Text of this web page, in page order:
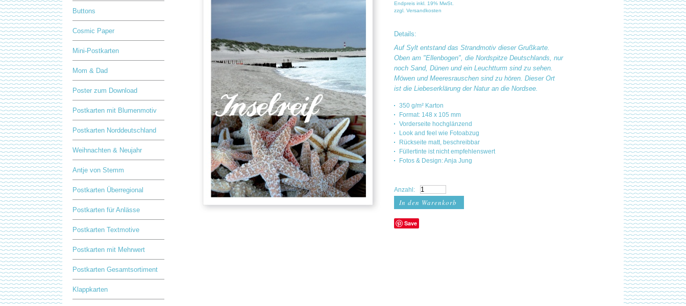
Buttons
Cosmic Paper
Mini-Postkarten
Mom & Dad
Poster zum Download
Postkarten mit Blumenmotiv
Postkarten Norddeutschland
Weihnachten & Neujahr
Antje von Stemm
Postkarten Überregional
Postkarten für Anlässe
Postkarten Textmotive
Postkarten mit Mehrwert
Postkarten Gesamtsortiment
Klappkarten
Endpreis inkl. 19% MwSt.
zzgl. Versandkosten
Details:
Auf Sylt entstand das Strandmotiv dieser Grußkarte.
Oben am "Ellenbogen", die Nordspitze Deutschlands, nur
noch Sand, Dünen und ein Leuchtturm sind zu sehen.
Möwen und Meeresrauschen sind zu hören. Dieser Ort
ist die Liebeserklärung der Natur an die Nordsee.
350 g/m² Karton
Format: 148 x 105 mm
Vorderseite hochglänzend
Look and feel wie Fotoabzug
Rückseite matt, beschreibbar
Füllertinte ist nicht empfehlenswert
Fotos & Design: Anja Jung
Anzahl:
Save